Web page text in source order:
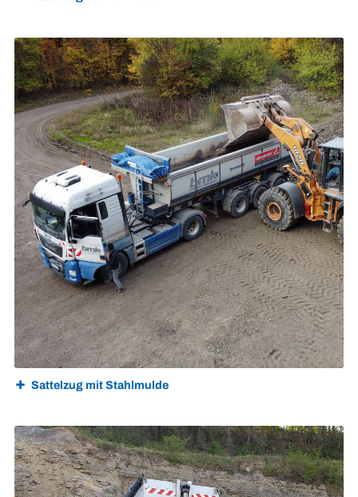
Sattelzug mit Stahlmulde